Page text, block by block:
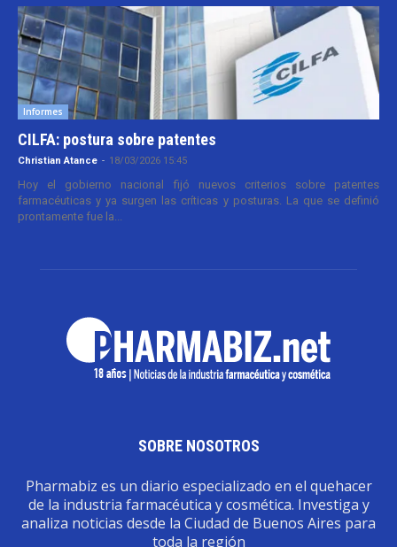
Informes
CILFA: postura sobre patentes
Christian Atance - 18/03/2026 15:45
Hoy el gobierno nacional fijó nuevos criterios sobre patentes
farmacéuticas y ya surgen las críticas y posturas. La que se definió
prontamente fue la...
SOBRE NOSOTROS
Pharmabiz es un diario especializado en el quehacer
de la industria farmacéutica y cosmética. Investiga y
analiza noticias desde la Ciudad de Buenos Aires para
toda la región